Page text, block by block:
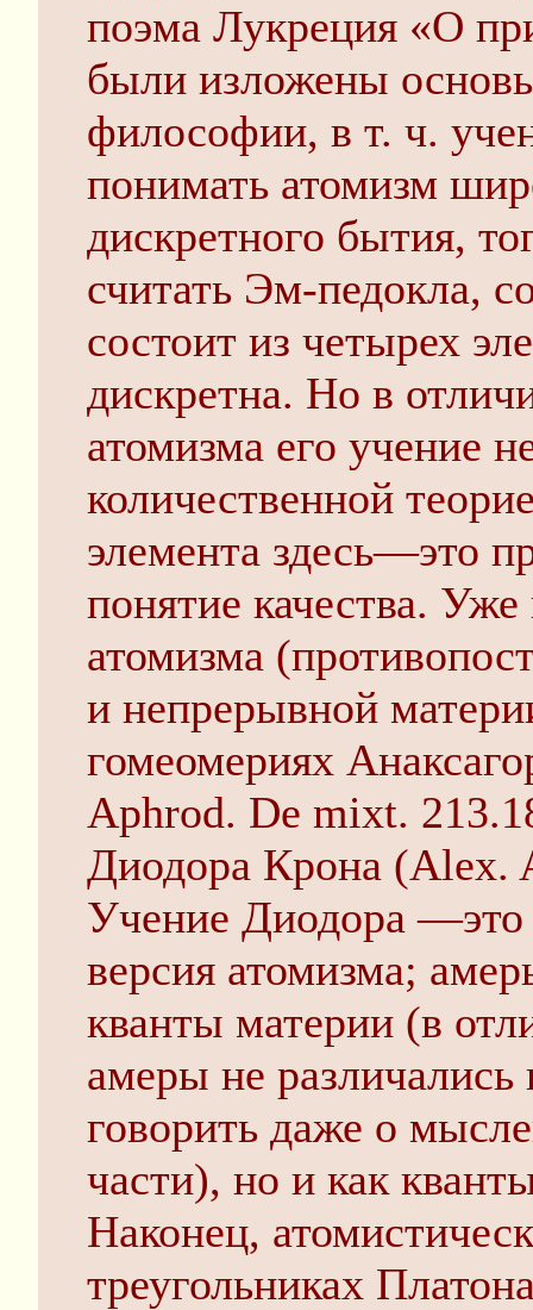
поэма Лукреция «О
были изложены
философии, в т. ч.
понимать атомизм
дискретного бытия,
считать Эм-педокла,
состоит из четырех
дискретна. Но в
атомизма его учение
количественной
элемента здесь—это
понятие качества.
атомизма
и непрерывной
гомеомериях
Aphrod. De mixt.
Диодора Крона (Alex.
Учение Диодора —это
версия атомизма;
кванты материи (в
амеры не различались
говорить даже о
части), но и как
Наконец,
треугольниках